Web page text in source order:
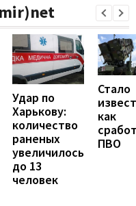
Удар по
Харькову:
количество
раненых
увеличилось
до 13
человек
Стало
как
ПВО